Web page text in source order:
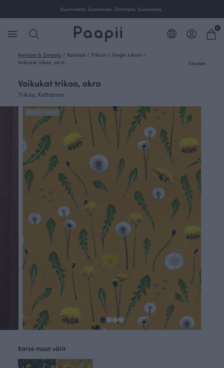
Ilmainen toimitus yli 100 € tilauksille Suomessa.
0
Kankaat & Ompelu / Kankaat / Trikoot / Single trikoot /
Voikukat trikoo, okra
Takaisin
Voikukat trikoo, okra
Trikoo, Keltainen
Katso muut värit